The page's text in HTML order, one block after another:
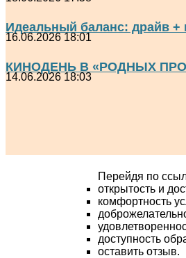
Идеальный баланс: драйв
16.06.2026 18:01
КИНОДЕНЬ В «РОДНЫХ
14.06.2026 18:03
Перейдя по
открытость и
комфортность
доступность
оставить отзыв.